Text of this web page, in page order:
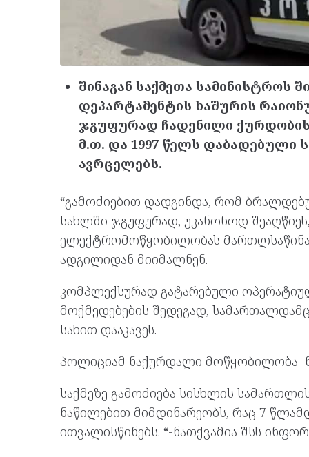
შინაგან საქმეთა სამინისტროს
დეპარტამენტის ხაშურის
ჯგუფურად ჩადენილი
მ.თ. და 1997 წელს დაბადებული
ავრცელებს.
“გამოძიებით დადგინდა, რომ
სახლში ჯგუფურად, უკანონოდ
ელექტრომოწყობილობას
ადგილიდან მიიმალნენ.
კომპლექსურად გატარებული
მოქმედებების შედეგად,
სახით დააკავეს.
პოლიციამ ნაქურდალი მოწყობილობა
საქმეზე გამოძიება სისხლის
ნაწილებით მიმდინარეობს, რაც 7
ითვალისწინებს. “-ნათქვამია შსს